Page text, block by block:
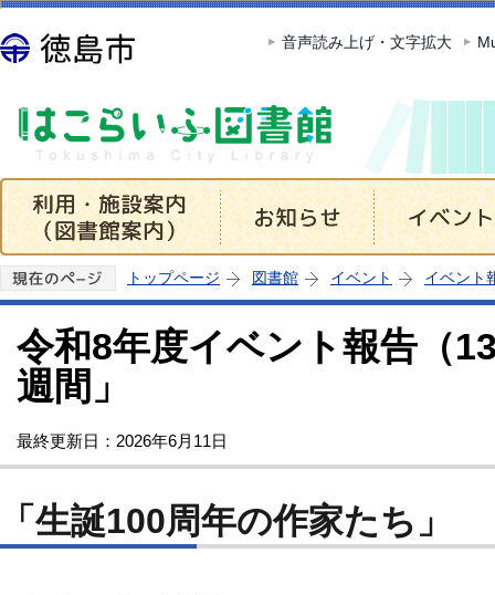
この
音声読み上げ・文字拡大
トップページ 図書館 イベント イベント
令和8年度イベント報告（
週間」
最終更新日：2026年6月11日
「生誕100周年の作家たち」